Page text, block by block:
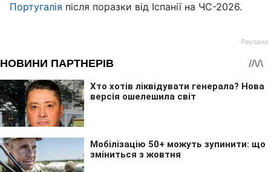
Португалія після поразки від Іспанії на ЧС-2026.